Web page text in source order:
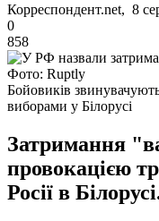
Корреспондент.net, 8
0
858
Фото: Ruptly
Бойовиків
виборами у Білорусі
Затримання
провокацією
Росії в